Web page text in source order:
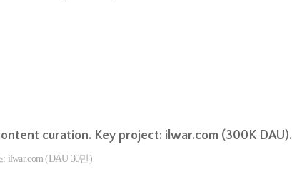
curation. Key project: ilwar.com (300K DAU).
(DAU 30만)